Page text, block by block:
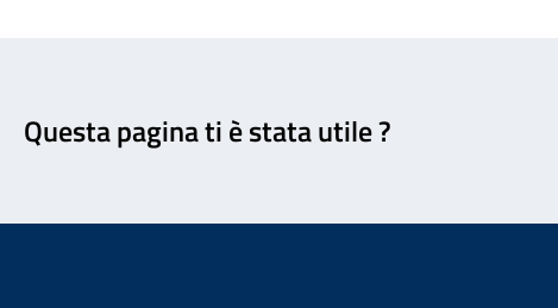
Questa pagina ti è stata utile ?